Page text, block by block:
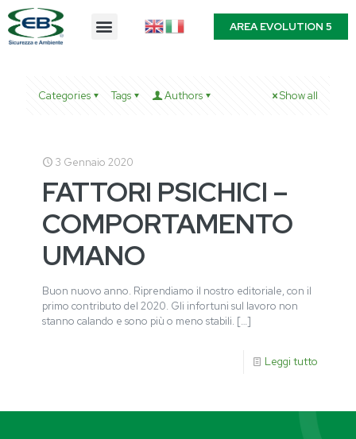
AREA EVOLUTION 5
Categories Tags Authors Show all
3 Gennaio 2020
FATTORI PSICHICI –
COMPORTAMENTO
UMANO
Buon nuovo anno. Riprendiamo il nostro editoriale, con il
primo contributo del 2020. Gli infortuni sul lavoro non
stanno calando e sono più o meno stabili. […]
Leggi tutto